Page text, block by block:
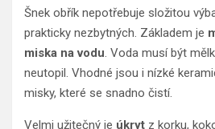
Šnek obřík nepotřebuje složitou
prakticky nezbytných. Základem je
miska na vodu. Voda musí být
neutopil. Vhodné jsou i nízké
misky, které se snadno čistí.
Velmi užitečný je úkryt z korku,